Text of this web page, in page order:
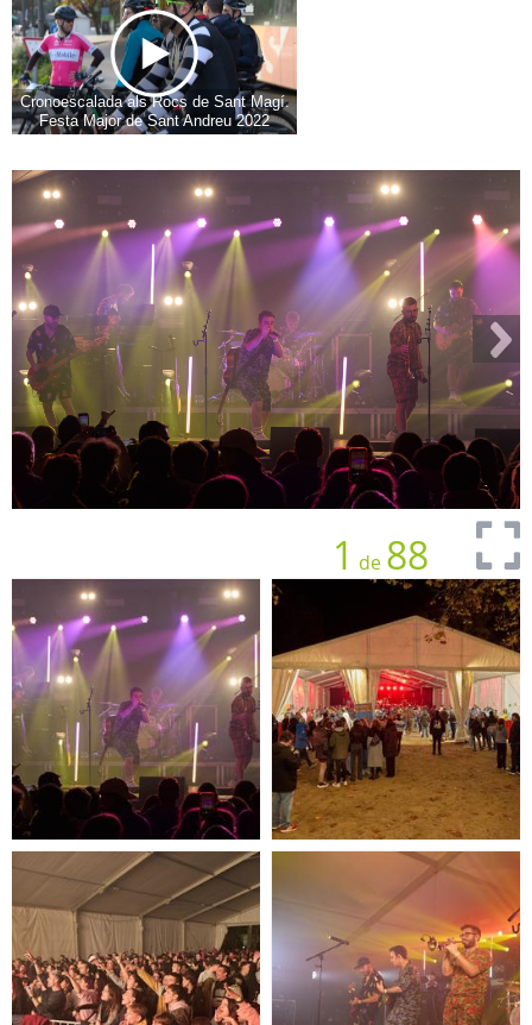
Cronoescalada als Rocs de Sant Magí.
Festa Major de Sant Andreu 2022
1 de 88